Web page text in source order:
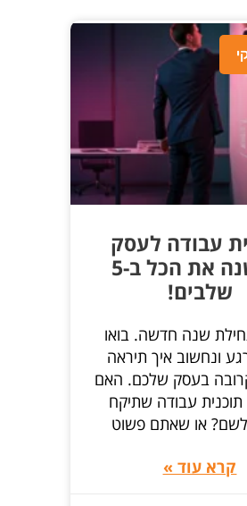
עבודה לעסק
שתשנה את הכל ב-5
שלבים!
שנה חדשה. בואו
ונחשוב איך תיראה
בעסק שלכם. האם
עבודה שתיקח
או שאתם פשוט
קרא עוד »